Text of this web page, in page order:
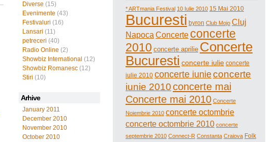
Diverse (15)
Evenimente (43)
Festivaluri (16)
Lansari (11)
petreceri (40)
Radio Online (2)
Showbiz International (12)
Showbiz Romanesc (12)
Stiri (10)
Arhive
January 2011
December 2010
November 2010
October 2010
* ARTmania Festival 10 Iulie 2010 15 Mai 2010
Bucuresti byron Club Mojo Cluj
Napoca Concerte concerte
2010 concerte aprilie Concerte
Bucuresti concerte iulie concerte
iulie 2010 concerte iunieconcerte
iunie 2010concerte mai
Concerte mai 2010 Concerte
Noiembrie 2010 concerte octombrie
concerte octombrie 2010 concerte
septembrie 2010 Connect-R Constanta Craiova Folk